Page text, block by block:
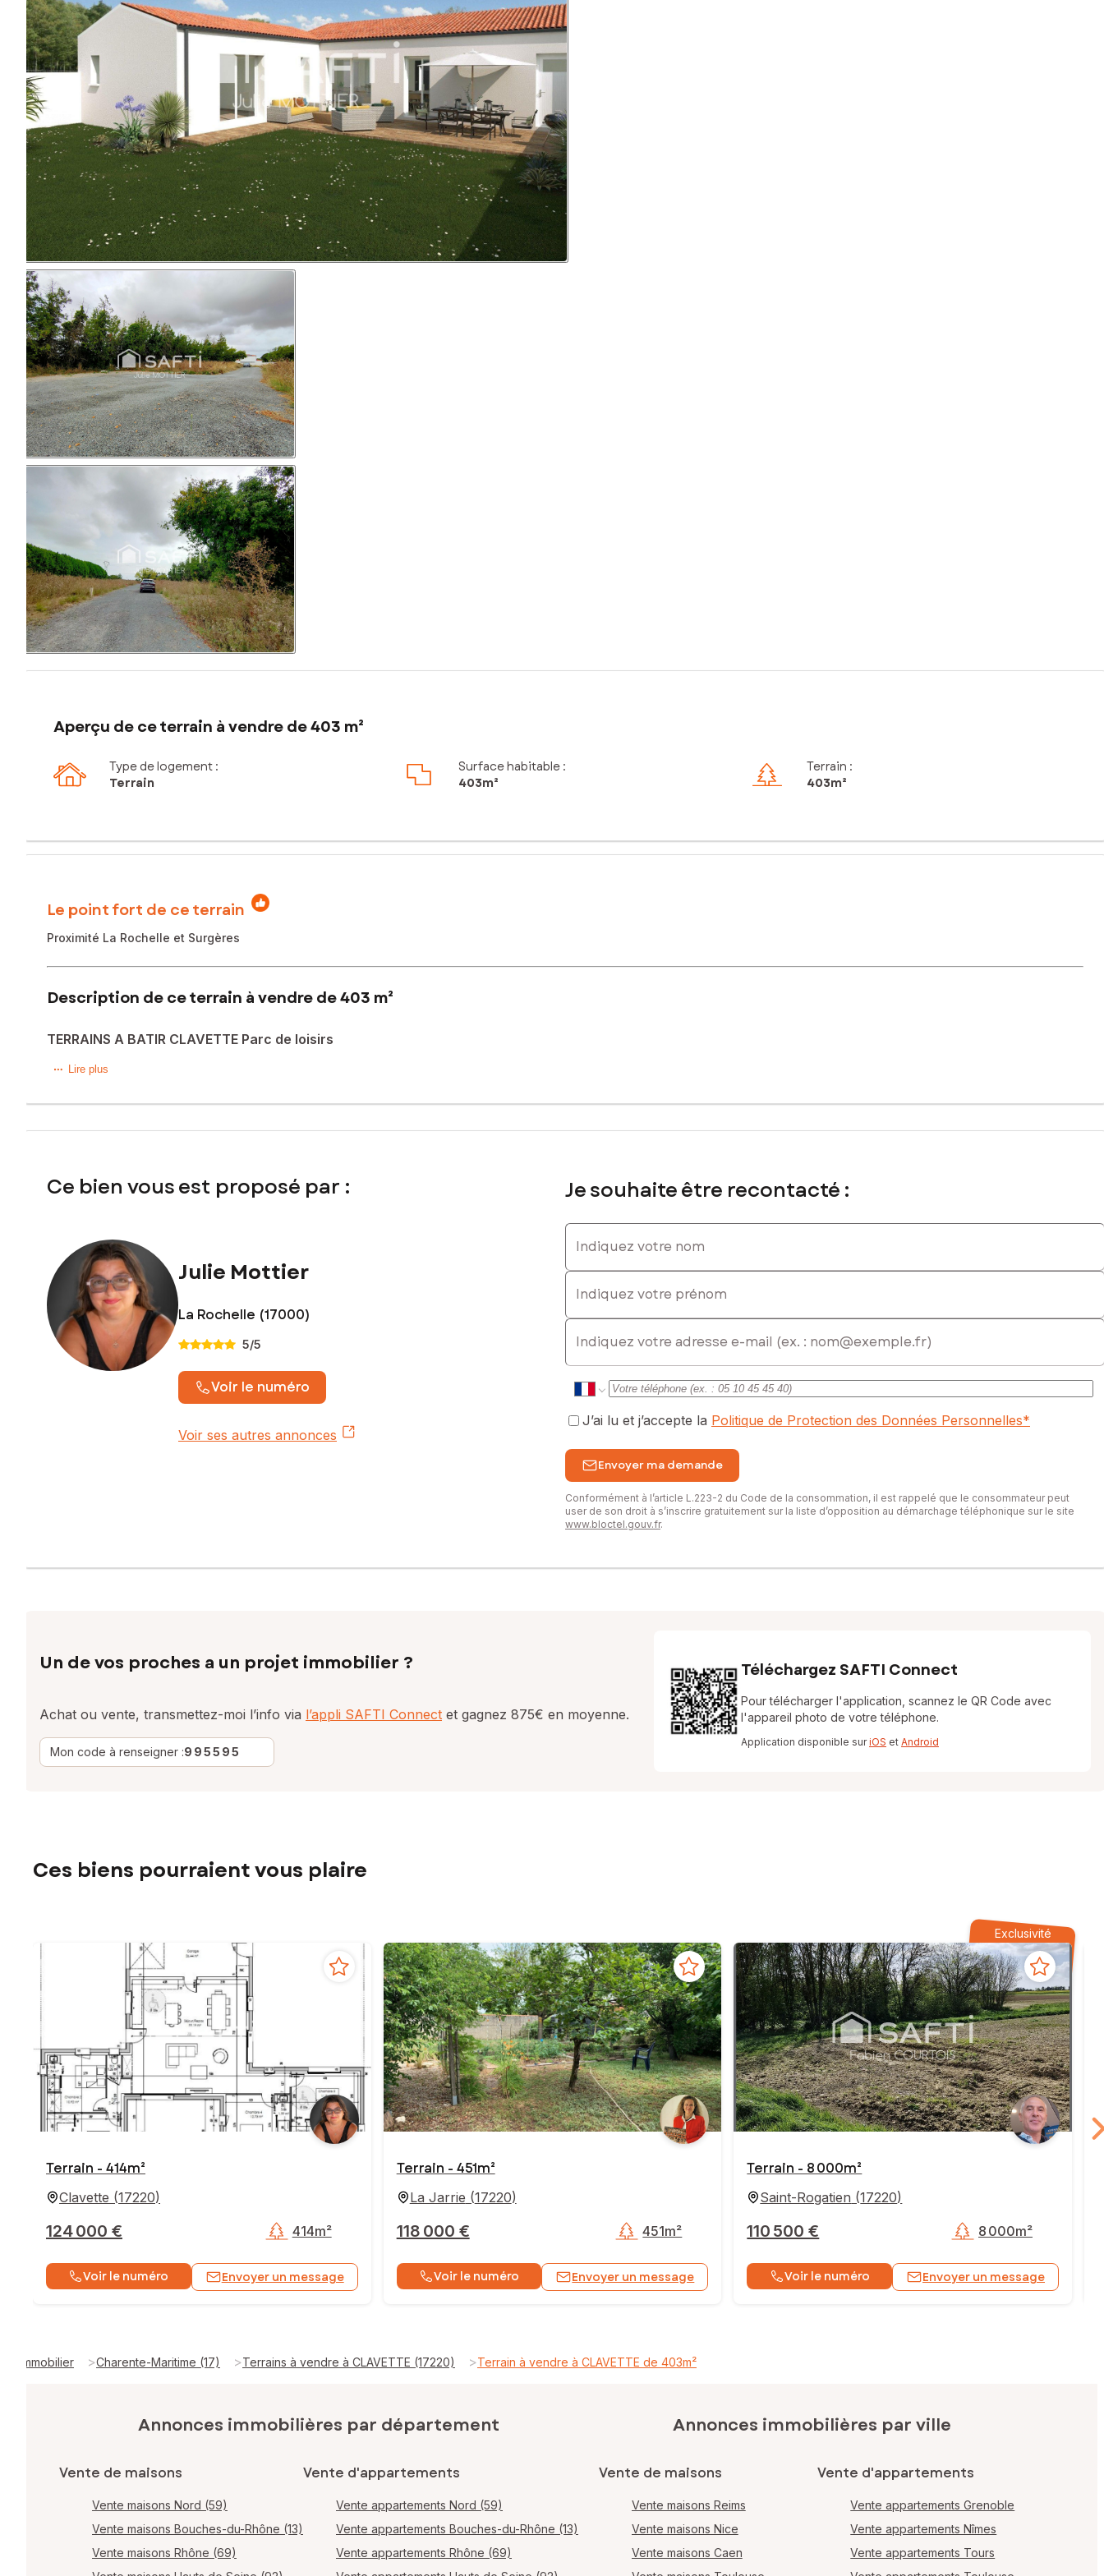
Aperçu de ce terrain à vendre de 403 m²
Type de logement :
Terrain
Surface habitable :
403m²
Terrain :
403m²
Le point fort de ce terrain
Proximité La Rochelle et Surgères
Description de ce terrain à vendre de 403 m²
TERRAINS A BATIR CLAVETTE Parc de loisirs
Terrains viabilisés à bâtir, de 400m² à 450 m², idéalement situé à 20 minutes de la Rochelle et proche de Surgères.
Projets de maison plain-pied ou étage, 3/4 chambres, jardin, stationnement, avec ou sans piscine. Parc de loisirs privé en fond de parcelle. Consultez-nous lors de la visite.
Un constructeur de maison individuelle, pourra vous accompagner lors des démarches relatives à votre projet de construction (plans, dépôt PC, urbanisme, visuels, couts… ).
Contactez votre conseiller SAFTI : Julie MOTTIER, Tél. : 0614460119, E-mail : julie.mottier@safti.fr - EI - Agent commercial immatriculé au RSAC de La Rochelle sous le numéro 837692797
Lire plus
Ce bien vous est proposé par :
Julie Mottier
La Rochelle (17000)
5/5
Voir le numéro
Voir ses autres annonces
Je souhaite être recontacté :
Indiquez votre nom
Indiquez votre prénom
E-mail
J’ai lu et j’accepte la Politique de Protection des Données Personnelles*
Envoyer ma demande
Conformément à l’article L.223-2 du Code de la consommation, il est rappelé que le consommateur peut
user de son droit à s’inscrire gratuitement sur la liste d’opposition au démarchage téléphonique sur le site
www.bloctel.gouv.fr.
Un de vos proches a un projet immobilier ?
Achat ou vente, transmettez-moi l’info via l’appli SAFTI Connect et gagnez 875€ en moyenne.
Mon code à renseigner :995595
Téléchargez SAFTI Connect
Pour télécharger l'application, scannez le QR Code avec
l'appareil photo de votre téléphone.
Application disponible suriOS et Android
Ces biens pourraient vous plaire
Terrain - 414m²
Clavette (17220)
124 000 € 414m²
Voir le numéro Envoyer un message
Terrain - 451m²
La Jarrie (17220)
118 000 € 451m²
Voir le numéro Envoyer un message
Exclusivité
Terrain - 8 000m²
Saint-Rogatien (17220)
110 500 € 8 000m²
Voir le numéro Envoyer un message
Immobilier >Charente-Maritime (17) >Terrains à vendre à CLAVETTE (17220) >Terrain à vendre à CLAVETTE de 403m²
Annonces immobilières par département
Vente de maisons
Vente maisons Nord (59)
Vente maisons Bouches-du-Rhône (13)
Vente maisons Rhône (69)
Vente d'appartements
Vente appartements Nord (59)
Vente appartements Bouches-du-Rhône (13)
Vente appartements Rhône (69)
Annonces immobilières par ville
Vente de maisons
Vente maisons Reims
Vente maisons Nice
Vente maisons Caen
Vente d'appartements
Vente appartements Grenoble
Vente appartements Nîmes
Vente appartements Tours